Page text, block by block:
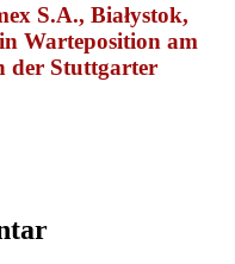
S.A., Białystok,
Warteposition am
der Stuttgarter